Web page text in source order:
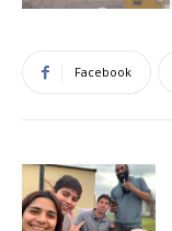
Facebook